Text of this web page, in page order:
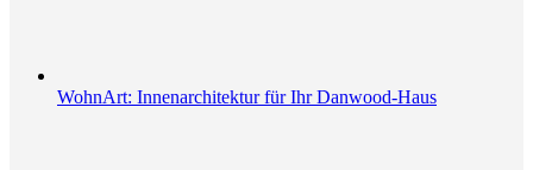
WohnArt: Innenarchitektur für Ihr Danwood-Haus